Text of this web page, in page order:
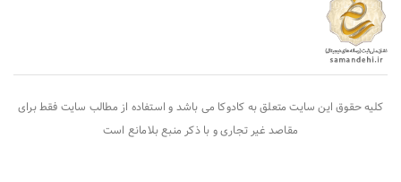
کلیه حقوق این سایت متعلق به کادوکا می باشد و استفاده از مطالب سایت فقط برای
مقاصد غیر تجاری و با ذکر منبع بلامانع است